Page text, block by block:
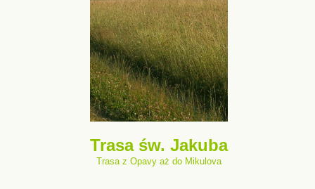
Trasa św. Jakuba
Trasa z Opavy aż do Mikulova